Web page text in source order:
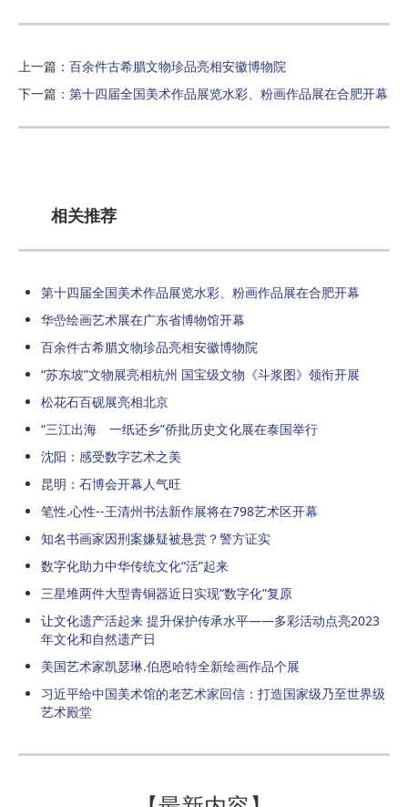
上一篇： 百余件古希腊文物珍品亮相安徽博物院
下一篇： 第十四届全国美术作品展览水彩、粉画作品展在合肥开幕
相关推荐
第十四届全国美术作品展览水彩、粉画作品展在合肥开幕
华嵒绘画艺术展在广东省博物馆开幕
百余件古希腊文物珍品亮相安徽博物院
“苏东坡”文物展亮相杭州 国宝级文物《斗浆图》领衔开展
松花石百砚展亮相北京
“三江出海 一纸还乡”侨批历史文化展在泰国举行
沈阳：感受数字艺术之美
昆明：石博会开幕人气旺
笔性.心性--王清州书法新作展将在798艺术区开幕
知名书画家因刑案嫌疑被悬赏？警方证实
数字化助力中华传统文化“活”起来
三星堆两件大型青铜器近日实现“数字化”复原
让文化遗产活起来 提升保护传承水平——多彩活动点亮2023
年文化和自然遗产日
美国艺术家凯瑟琳.伯恩哈特全新绘画作品个展
习近平给中国美术馆的老艺术家回信：打造国家级乃至世界级
艺术殿堂